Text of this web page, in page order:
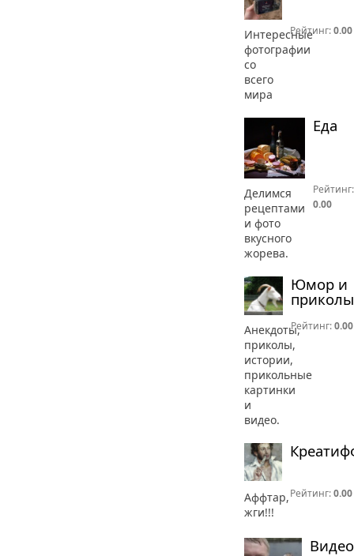
Интересные
фотографии
со
всего
мира
Рейтинг:0.00
Еда
Делимся
рецептами
и фото
вкусного
жорева.
Рейтинг:
0.00
Юмор и
приколы
Анекдоты,
приколы,
истории,
прикольные
картинки
и
видео.
Рейтинг:0.00
Аффтар,
жги!!!
Рейтинг:0.00
Видео